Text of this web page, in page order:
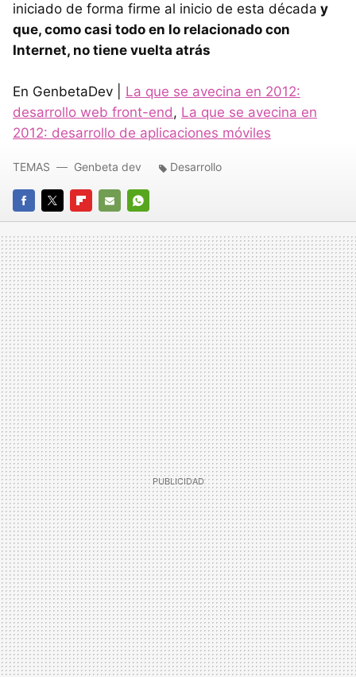
iniciado de forma firme al inicio de esta década y
que, como casi todo en lo relacionado con
Internet, no tiene vuelta atrás
En GenbetaDev | La que se avecina en 2012:
desarrollo web front-end, La que se avecina en
2012: desarrollo de aplicaciones móviles
FACEBOOK
TWITTERFLIPBOARD
E-
MAIL
WHATSAPP
TEMAS Genbeta dev Desarrollo